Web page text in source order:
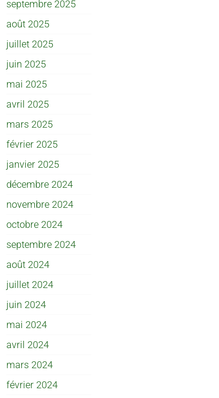
septembre 2025
août 2025
juillet 2025
juin 2025
mai 2025
avril 2025
mars 2025
février 2025
janvier 2025
décembre 2024
novembre 2024
octobre 2024
septembre 2024
août 2024
juillet 2024
juin 2024
mai 2024
avril 2024
mars 2024
février 2024